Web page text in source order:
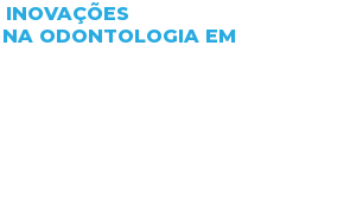
ODONTOLOGIA EM